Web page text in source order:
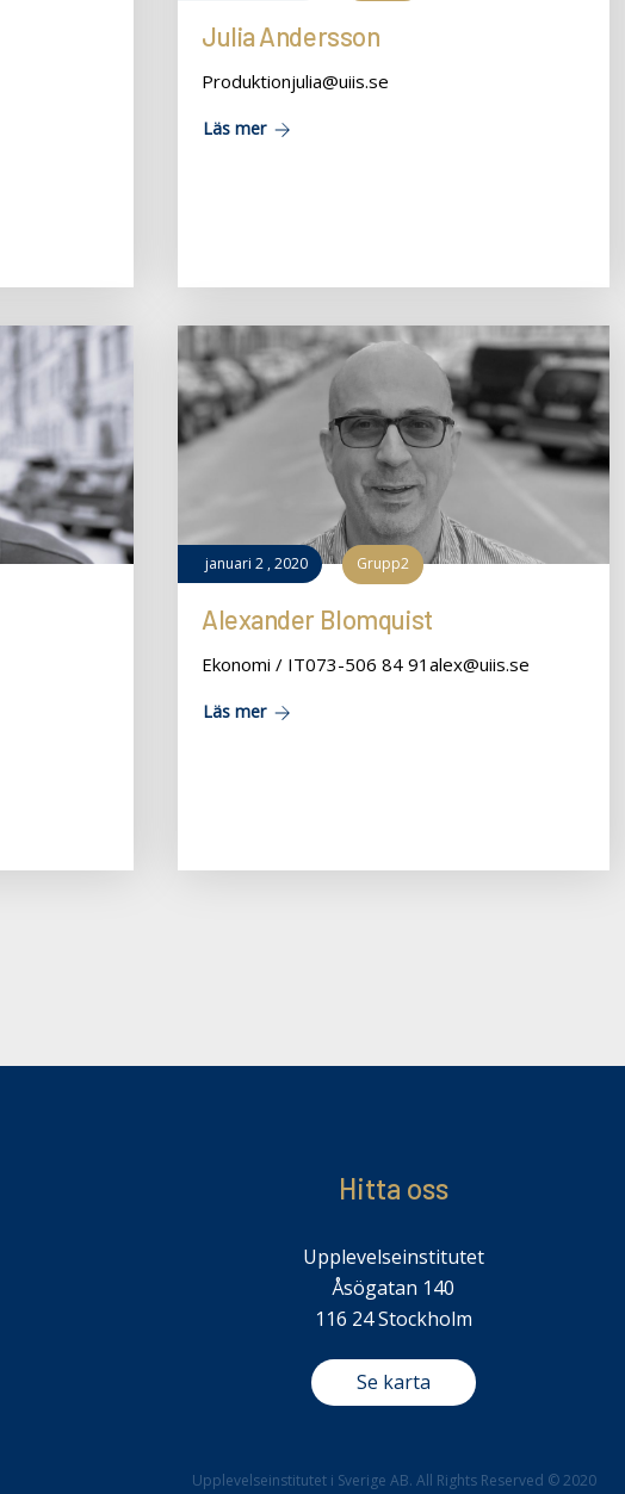
Julia Andersson
Produktionjulia@uiis.se
Läs mer
januari 2 ,2020 Grupp2
Alexander Blomquist
Ekonomi / IT073-506 84 91alex@uiis.se
Läs mer
Hitta oss
Upplevelseinstitutet
Åsögatan 140
116 24 Stockholm
Se karta
Upplevelseinstitutet i Sverige AB. All Rights Reserved © 2020